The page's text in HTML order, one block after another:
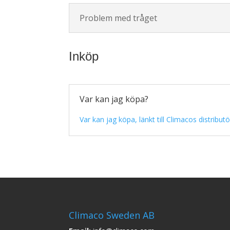
Problem med tråget
Inköp
Var kan jag köpa?
Var kan jag köpa, länkt till Climacos
Climaco Sweden AB